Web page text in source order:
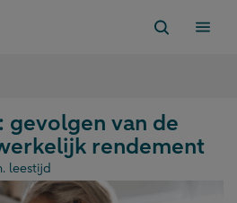
gevolgen van de
rendement
leestijd